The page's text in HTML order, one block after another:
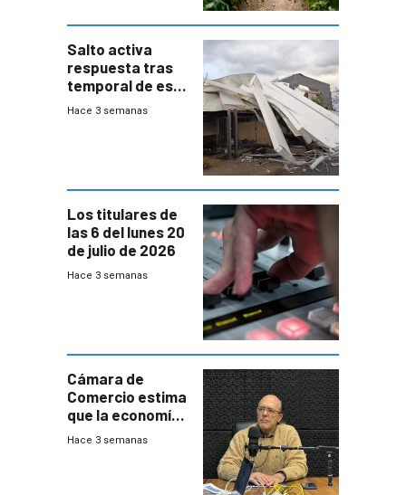
Salto activa
respuesta tras
temporal de este
sábado con
Hace 3 semanas
Los titulares de
las 6 del lunes 20
de julio de 2026
Hace 3 semanas
Cámara de
Comercio estima
que la economía
crecerá 1,6%
Hace 3 semanas